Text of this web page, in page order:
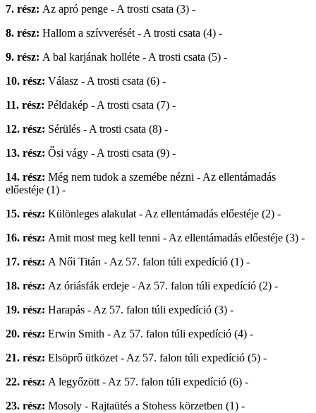
7. rész: Az apró penge - A trosti csata (3) -
8. rész: Hallom a szívverését - A trosti csata (4) -
9. rész: A bal karjának holléte - A trosti csata (5) -
10. rész: Válasz - A trosti csata (6) -
11. rész: Példakép - A trosti csata (7) -
12. rész: Sérülés - A trosti csata (8) -
13. rész: Ősi vágy - A trosti csata (9) -
14. rész: Még nem tudok a szemébe nézni - Az ellentámadás
előestéje (1) -
15. rész: Különleges alakulat - Az ellentámadás előestéje (2) -
16. rész: Amit most meg kell tenni - Az ellentámadás előestéje (3) -
17. rész: A Női Titán - Az 57. falon túli expedíció (1) -
18. rész: Az óriásfák erdeje - Az 57. falon túli expedíció (2) -
19. rész: Harapás - Az 57. falon túli expedíció (3) -
20. rész: Erwin Smith - Az 57. falon túli expedíció (4) -
21. rész: Elsöprő ütközet - Az 57. falon túli expedíció (5) -
22. rész: A legyőzött - Az 57. falon túli expedíció (6) -
23. rész: Mosoly - Rajtaütés a Stohess körzetben (1) -